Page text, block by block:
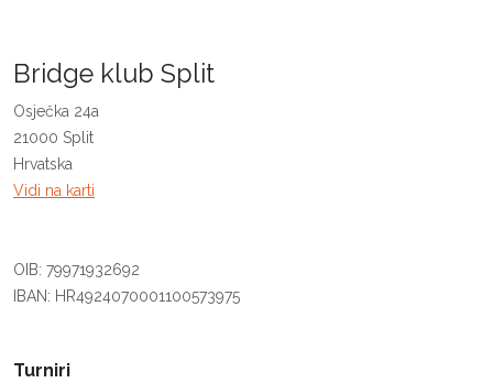
Bridge klub Split
Osječka 24a
21000 Split
Hrvatska
Vidi na karti
OIB: 79971932692
IBAN: HR4924070001100573975
Turniri